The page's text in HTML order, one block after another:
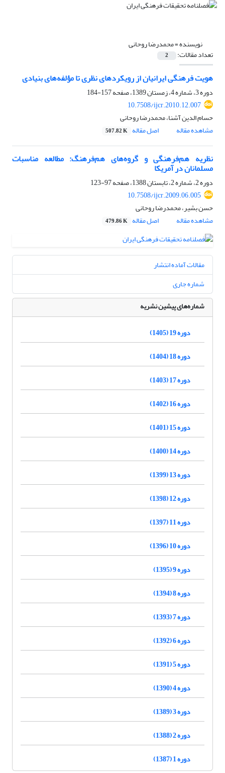
نویسنده =محمدرضا روحانی
تعداد مقالات: 2
هویت فرهنگی ایرانیان از رویکرد‌های نظری تا مؤلفه‌های بنیادی
دوره 3، شماره 4، زمستان 1389، صفحه
157-184
10.7508/ijcr.2010.12.007
حسام الدین آشنا، محمدرضا روحانی
مشاهده مقاله
اصل مقاله 507.82 K
نظریه هم‌فرهنگی و گروه‌های هم‌فرهنگ: مطالعه مناسبات
مسلمانان در آمریکا
دوره 2، شماره 2، تابستان 1388، صفحه
97-123
10.7508/ijcr.2009.06.005
حسن بشیر، محمدرضا روحانی
مشاهده مقاله
اصل مقاله 479.86 K
مقالات آماده انتشار
شماره جاری
شماره‌های پیشین نشریه
دوره 19 (1405)
دوره 18 (1404)
دوره 17 (1403)
دوره 16 (1402)
دوره 15 (1401)
دوره 14 (1400)
دوره 13 (1399)
دوره 12 (1398)
دوره 11 (1397)
دوره 10 (1396)
دوره 9 (1395)
دوره 8 (1394)
دوره 7 (1393)
دوره 6 (1392)
دوره 5 (1391)
دوره 4 (1390)
دوره 3 (1389)
دوره 2 (1388)
دوره 1 (1387)